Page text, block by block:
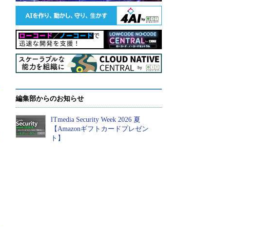
編集部からのお知らせ
ITmedia Security Week 2026 夏
【Amazonギフトカードプレゼン
ト】